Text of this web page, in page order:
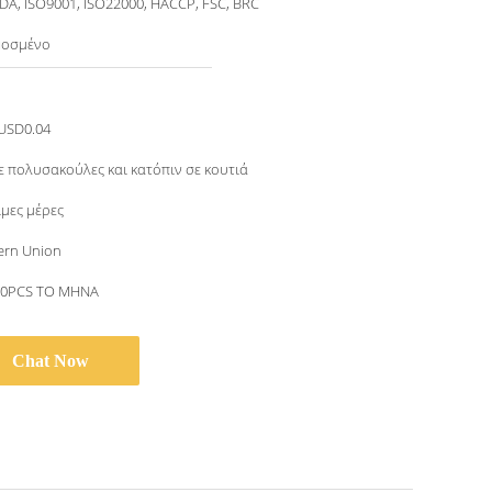
πολυσακούλες και κατόπιν σε κουτιά
μέρες
Union
ΤΟ ΜΗΝΑ
Chat Now